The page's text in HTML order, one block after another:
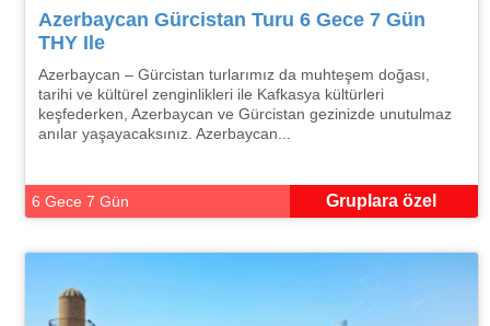
Azerbaycan Gürcistan Turu 6 Gece 7 Gün
THY Ile
Azerbaycan – Gürcistan turlarımız da muhteşem doğası,
tarihi ve kültürel zenginlikleri ile Kafkasya kültürleri
keşfederken, Azerbaycan ve Gürcistan gezinizde unutulmaz
anılar yaşayacaksınız. Azerbaycan...
6 Gece 7 Gün Gruplara özel